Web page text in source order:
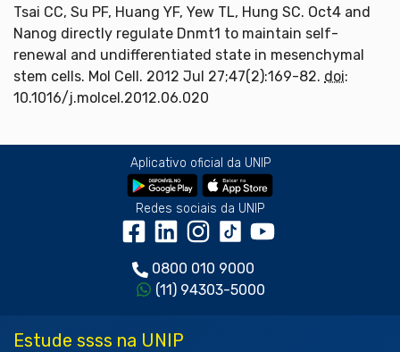
Tsai CC, Su PF, Huang YF, Yew TL, Hung SC. Oct4 and
Nanog directly regulate Dnmt1 to maintain self-
renewal and undifferentiated state in mesenchymal
stem cells. Mol Cell. 2012 Jul 27;47(2):169-82. doi:
10.1016/j.molcel.2012.06.020
Aplicativo oficial da UNIP
Redes sociais da UNIP
0800 010 9000
(11) 94303-5000
Estude ssss na UNIP